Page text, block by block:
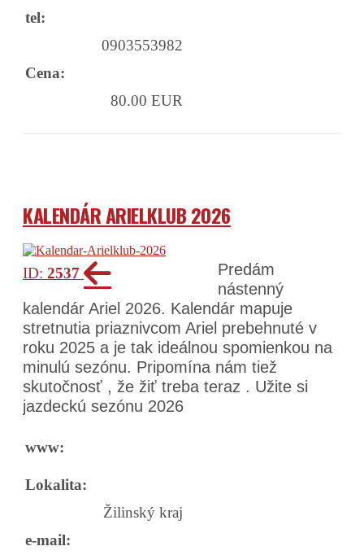
tel:
0903553982
Cena:
80.00 EUR
KALENDÁR ARIELKLUB 2026
ID: 2537
Predám
nástenný
kalendár Ariel 2026. Kalendár mapuje
stretnutia priaznivcom Ariel prebehnuté v
roku 2025 a je tak ideálnou spomienkou na
minulú sezónu. Pripomína nám tiež
skutočnosť , že žiť treba teraz . Užite si
jazdeckú sezónu 2026
www:
Lokalita:
Žilinský kraj
e-mail: